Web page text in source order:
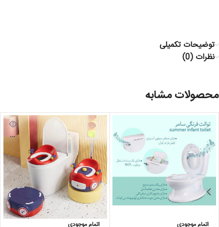
توضیحات تکمیلی
نظرات (0)
محصولات مشابه
اتمام موجودی اتمام موجودی